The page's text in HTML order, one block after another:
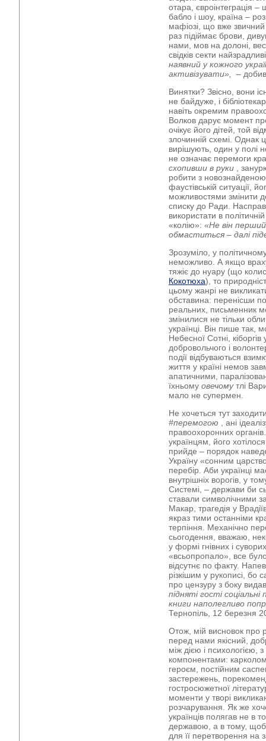
отара, євроінтеграція
бабло і шоу, країна –
мафіозі, що вже
раз підіймає брови,
нами, мов на долоні,
свідків секти
наявний у кожного
активізувати»,
–
Винятки? Звісно, вони
не байдуже, і
навіть окремим
Волков дарує момент
очікує його дітей, той
злочинній схемі. Однак
вирішують, один у полі
не означає перемоги
схопивши в руки ,
робити з
фаустівській ситуації,
можливостями змінити
списку до Ради.
використати в
«колію»: «Не він
обмаститься – далі
Зрозуміло, у
неможливо. А якщо
тяжіє до нуару (що
Кокотюха), то
цьому жанрі не
обставина: перенісши
реальних, письменник
змінилися не тільки
українці. Він пише так,
Небесної Сотні,
добровольчого і
події відбуваються
життя у країні немов
апатичними,
їхньому овечомутлі
мало не супермен.
Не хочеться тут
#перемогою , ані
правоохоронних
українцям, його
прийде – порядок
Україну «сонним
перебір. Аби українці
внутрішніх ворогів, у
Системі, – держави би
ставали символічними
Макар, трагедія у
якраз тими останніми
терпіння. Механічно
сьогодення, вважаю,
у формі гнівних і
«всьопропало», все
відсутнє по факту.
різкішим у рукописі, бо
про цензуру з боку
підняті гості
книги наполегливо
Тернопіль, 12 березня
Отож, мій висновок про
перед нами якісний,
між дією і психологією,
компонентами:
героєм, постійним
застережень,
гостросюжетної
моменти у творі
розчарування. Як же
українців полягав не в
державою, а в тому, щоб
для її перетворення на